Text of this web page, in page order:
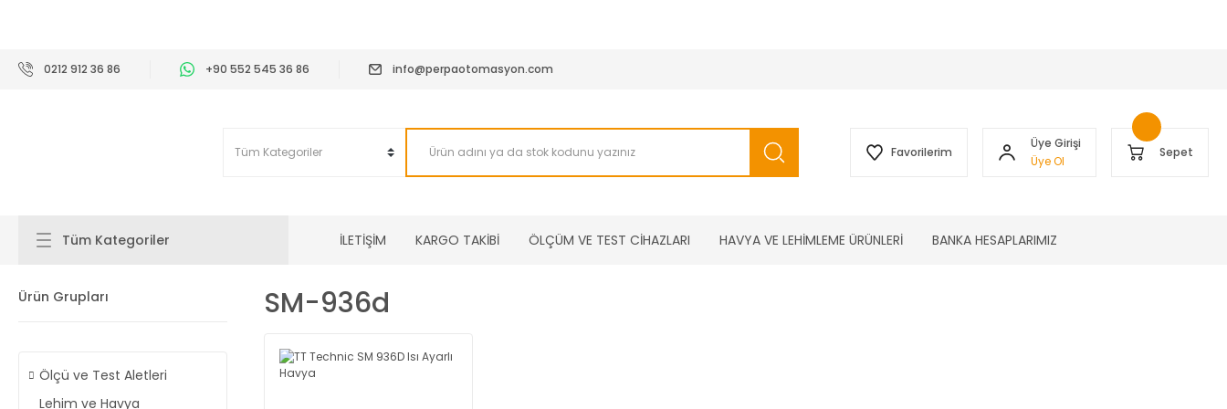
0212 912 36 86 +90 552 545 36 86 info@perpaotomasyon.com
Favorilerim
Üye Girişi
Üye Ol
Sepet
Tüm Kategoriler İLETİŞİM KARGO TAKİBİ ÖLÇÜM VE TEST CİHAZLARI HAVYA VE LEHİMLEME ÜRÜNLERİ BANKA HESAPLARIMIZ
Ürün Grupları
Ölçü ve Test Aletleri
Lehim ve Havya
SM-936d